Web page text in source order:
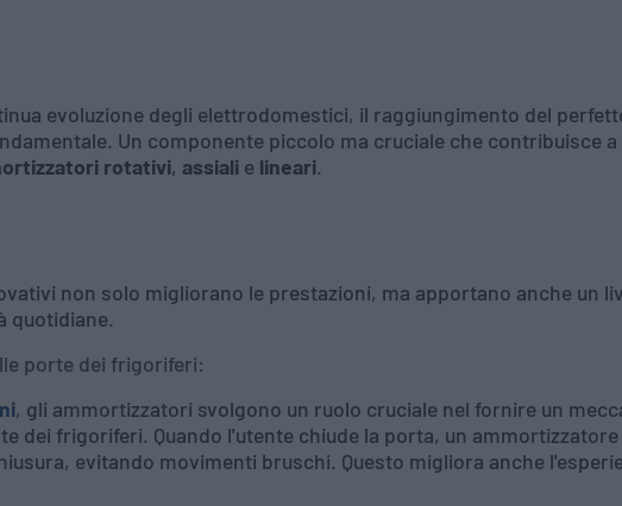
evoluzione degli elettrodomestici, il raggiungimento del
Un componente piccolo ma cruciale che contribuisce
rotativi, assiali e lineari.
non solo migliorano le prestazioni, ma apportano anche un
quotidiane.
porte dei frigoriferi:
, gli ammortizzatori svolgono un ruolo cruciale nel fornire un
dei frigoriferi. Quando l'utente chiude la porta, un ammortizzatore
evitando movimenti bruschi. Questo migliora anche